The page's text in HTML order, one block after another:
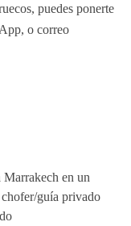
puedes ponerte
o correo
Marrakech en un
guía privado